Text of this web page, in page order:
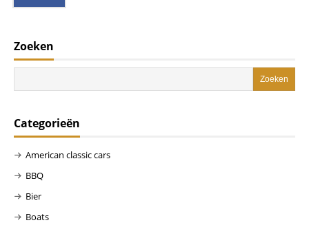
Zoeken
Categorieën
American classic cars
BBQ
Bier
Boats